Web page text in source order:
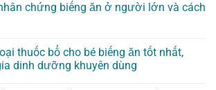
chứng biếng ăn ở người lớn và cách
thuốc bổ cho bé biếng ăn tốt nhất,
dinh dưỡng khuyên dùng